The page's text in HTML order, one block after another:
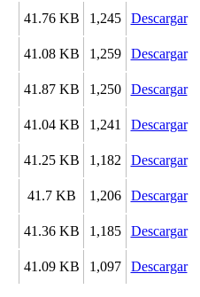
41.76 KB 1,245
Descargar
41.08 KB 1,259
Descargar
41.87 KB 1,250
Descargar
41.04 KB 1,241
Descargar
41.25 KB 1,182
Descargar
41.7 KB 1,206
Descargar
41.36 KB 1,185
Descargar
41.09 KB 1,097 Descargar